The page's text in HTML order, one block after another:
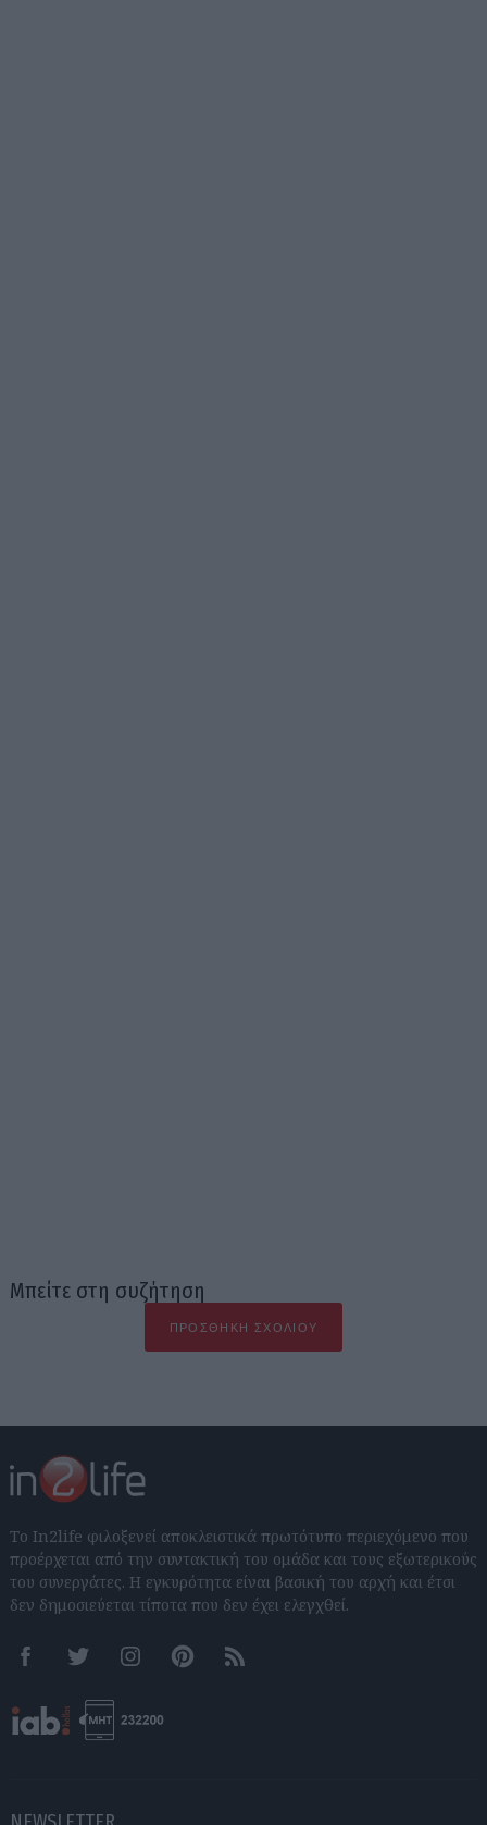
Μπείτε στη συζήτηση
ΠΡΟΣΘΉΚΗ ΣΧΟΛΊΟΥ
Το In2life φιλοξενεί αποκλειστικά πρωτότυπο περιεχόμενο που
προέρχεται από την συντακτική του ομάδα και τους εξωτερικούς
του συνεργάτες. Η εγκυρότητα είναι βασική του αρχή και έτσι
δεν δημοσιεύεται τίποτα που δεν έχει ελεγχθεί.
FacebookTwitter InstagramPinterestRSS feeds